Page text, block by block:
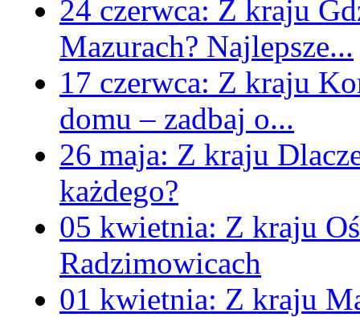
24 czerwca: Z kraju
Mazurach? Najlepsze...
17 czerwca: Z kraju
domu – zadbaj o...
26 maja: Z kraju
każdego?
05 kwietnia: Z kraju
Radzimowicach
01 kwietnia: Z kraju